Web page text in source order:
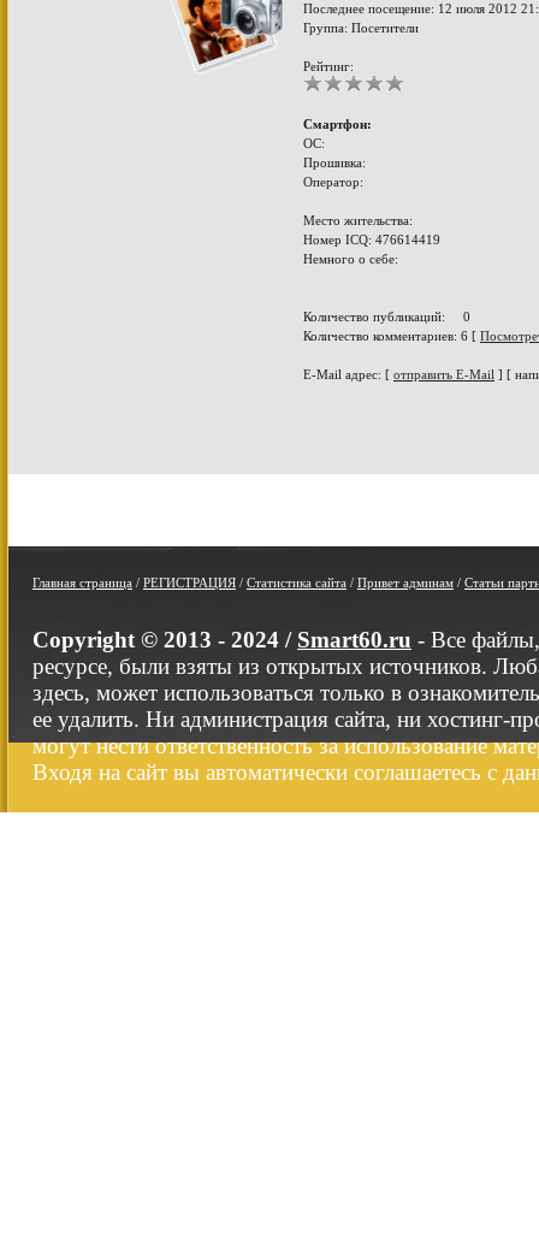
Последнее посещение: 12 июля 2012
Группа: Посетители
Рейтинг:
Смартфон:
ОС:
Прошивка:
Оператор:
Место жительства:
Номер ICQ: 476614419
Немного о себе:
Количество публикаций: 0
Количество комментариев: 6 [
E-Mail адрес: [ отправить E-Mail ] [
Главная страница / РЕГИСТРАЦИЯ / Статистика сайта / Привет админам / Статьи
Copyright © 2013 - 2024 / Smart60.ru - Все
ресурсе, были взяты из открытых источников.
здесь, может использоваться только в
ее удалить. Ни администрация сайта, ни хостинг-
могут нести ответственность за использование
Входя на сайт вы автоматически соглашаетесь с